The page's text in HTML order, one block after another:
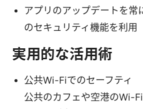
アプリのアップデートを常
のセキュリティ機能を利用
実用的な活用術
公共Wi-Fiでのセーフティ
公共のカフェや空港のWi-